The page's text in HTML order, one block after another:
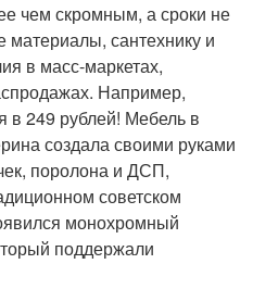
чем скромным, а сроки не
сантехнику и
в масс-маркетах,
Например,
в 249 рублей! Мебель в
создала своими руками
поролона и ДСП,
советском
монохромный
поддержали